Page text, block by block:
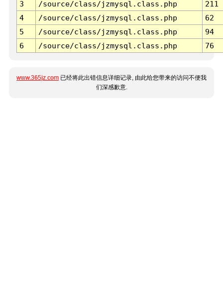
3 /source/class/jzmysql.class.php
211
4
/source/class/jzmysql.class.php
62
5
/source/class/jzmysql.class.php
94
6
/source/class/jzmysql.class.php 76
www.365jz.com 已经将此出错信息详细记录, 由此给您带来的访问不便我
们深感歉意.